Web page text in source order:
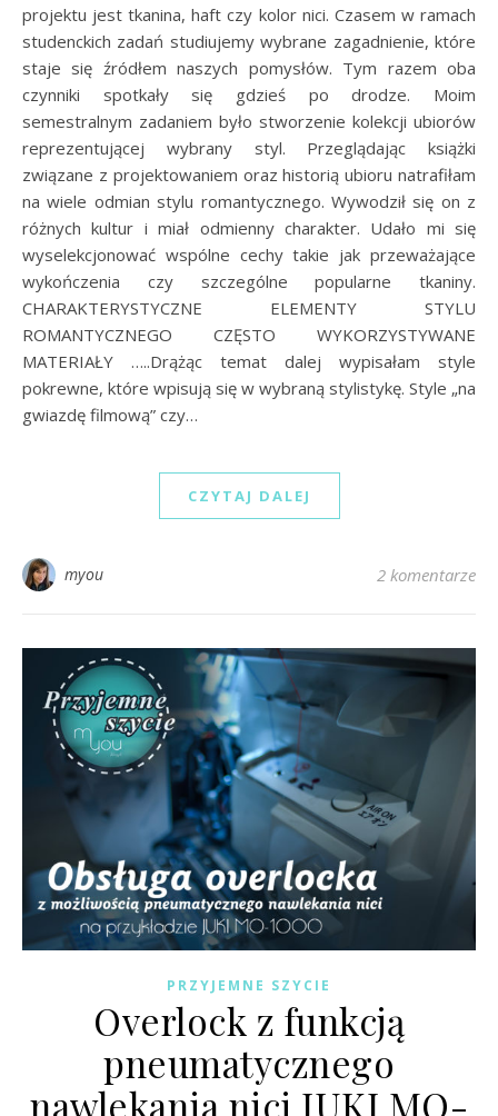
projektu jest tkanina, haft czy kolor nici. Czasem w ramach
studenckich zadań studiujemy wybrane zagadnienie, które
staje się źródłem naszych pomysłów. Tym razem oba
czynniki spotkały się gdzieś po drodze. Moim
semestralnym zadaniem było stworzenie kolekcji ubiorów
reprezentującej wybrany styl. Przeglądając książki
związane z projektowaniem oraz historią ubioru natrafiłam
na wiele odmian stylu romantycznego. Wywodził się on z
różnych kultur i miał odmienny charakter. Udało mi się
wyselekcjonować wspólne cechy takie jak przeważające
wykończenia czy szczególne popularne tkaniny.
CHARAKTERYSTYCZNE ELEMENTY STYLU
ROMANTYCZNEGO CZĘSTO WYKORZYSTYWANE
MATERIAŁY …..Drążąc temat dalej wypisałam style
pokrewne, które wpisują się w wybraną stylistykę. Style „na
gwiazdę filmową” czy…
CZYTAJ DALEJ
myou 2 komentarze
PRZYJEMNE SZYCIE
Overlock z funkcją
pneumatycznego
nawlekania nici JUKI MO-